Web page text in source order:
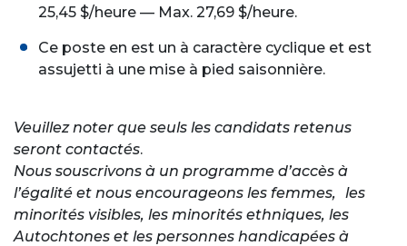
25,45 $/heure — Max. 27,69 $/heure.
Ce poste en est un à caractère cyclique et est
assujetti à une mise à pied saisonnière.
Veuillez noter que seuls les candidats retenus
seront contactés.
Nous souscrivons à un programme d’accès à
l’égalité et nous encourageons les femmes, les
minorités visibles, les minorités ethniques, les
Autochtones et les personnes handicapées à